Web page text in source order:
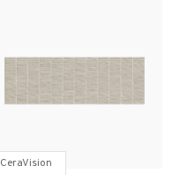
CeraVision